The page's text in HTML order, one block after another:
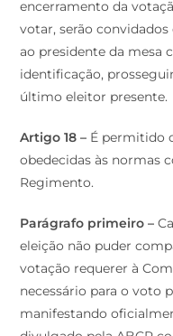
encerramento da
votar, serão
ao presidente da mesa
identificação,
último eleitor presente.
Artigo 18 – É permitido
obedecidas às normas
Regimento.
Parágrafo primeiro –
eleição não puder
votação requerer à
necessário para o voto
manifestando